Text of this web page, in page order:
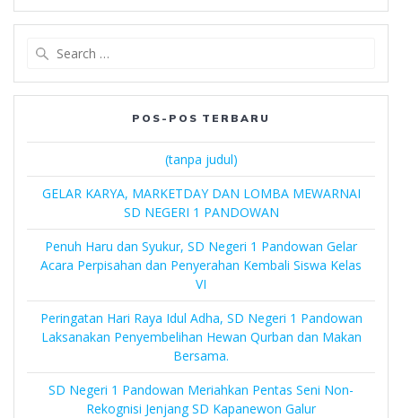
POS-POS TERBARU
(tanpa judul)
GELAR KARYA, MARKETDAY DAN LOMBA MEWARNAI
SD NEGERI 1 PANDOWAN
Penuh Haru dan Syukur, SD Negeri 1 Pandowan Gelar
Acara Perpisahan dan Penyerahan Kembali Siswa Kelas
VI
Peringatan Hari Raya Idul Adha, SD Negeri 1 Pandowan
Laksanakan Penyembelihan Hewan Qurban dan Makan
Bersama.
SD Negeri 1 Pandowan Meriahkan Pentas Seni Non-
Rekognisi Jenjang SD Kapanewon Galur